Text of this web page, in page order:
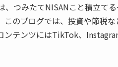
、つみたてNISANこと積立て
このブログでは、投資や節税
ンテンツにはTikTok、